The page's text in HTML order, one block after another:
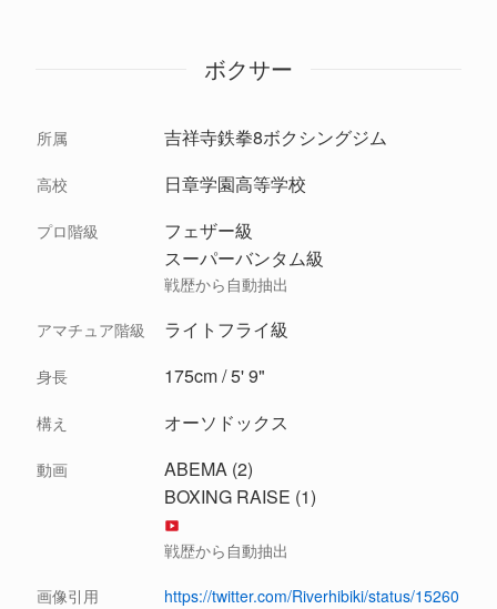
ボクサー
所属 吉祥寺鉄拳8ボクシングジム
高校 日章学園高等学校
プロ階級
フェザー級
スーパーバンタム級
戦歴から自動抽出
アマチュア階級 ライトフライ級
身長 175cm / 5' 9"
構え オーソドックス
動画
ABEMA (2)
BOXING RAISE (1)
戦歴から自動抽出
画像引用
https://twitter.com/Riverhibiki/status/15260